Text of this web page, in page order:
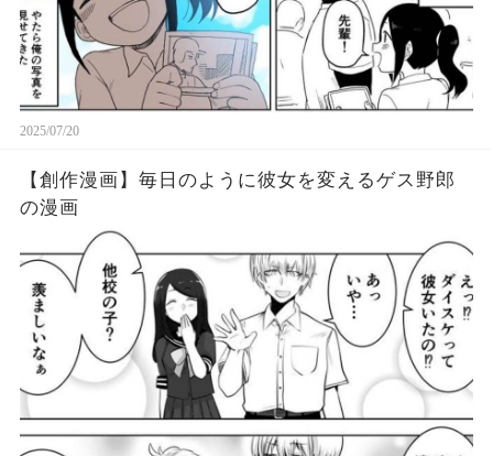
2025/07/20
【創作漫画】毎日のように彼女を変えるゲス野郎
の漫画